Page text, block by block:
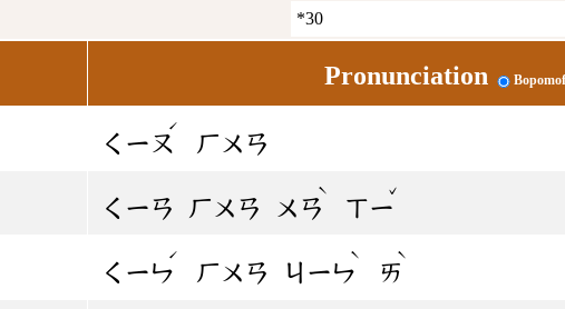
Pronunciation
ㄑㄧㄡ
ˊ
ㄏㄨㄢ
ㄑㄧㄢ ㄏㄨㄢ ㄨㄢ
ˋ
ㄒㄧ
ˇ
ㄑㄧㄣ
ˊ
ㄏㄨㄢ ㄐㄧㄣ
ˋ
ㄞ
ˋ